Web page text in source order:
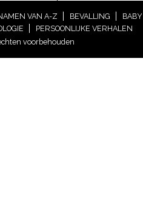
VAN A-Z BEVALLING BABY
PERSOONLIJKE VERHALEN
voorbehouden